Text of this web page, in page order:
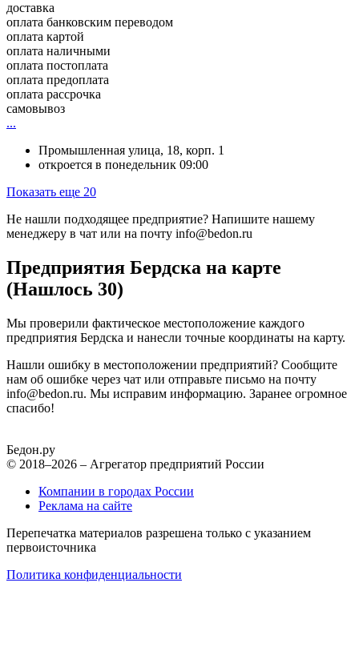
доставка
оплата банковским переводом
оплата картой
оплата наличными
оплата постоплата
оплата предоплата
оплата рассрочка
самовывоз
...
Промышленная улица, 18, корп. 1
откроется в понедельник 09:00
Показать еще 20
Не нашли подходящее предприятие? Напишите нашему
менеджеру в чат или на почту info@bedon.ru
Предприятия Бердска на карте
(Нашлось 30)
Мы проверили фактическое местоположение каждого
предприятия Бердска и нанесли точные координаты на карту.
Нашли ошибку в местоположении предприятий? Сообщите
нам об ошибке через чат или отправьте письмо на почту
info@bedon.ru. Мы исправим информацию. Заранее огромное
спасибо!
Бедон.ру
© 2018–2026 – Агрегатор предприятий России
Компании в городах России
Реклама на сайте
Перепечатка материалов разрешена только с указанием
первоисточника
Политика конфиденциальности